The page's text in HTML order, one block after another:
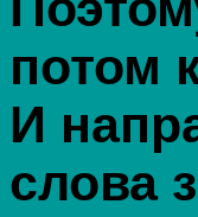
потом
И
слова